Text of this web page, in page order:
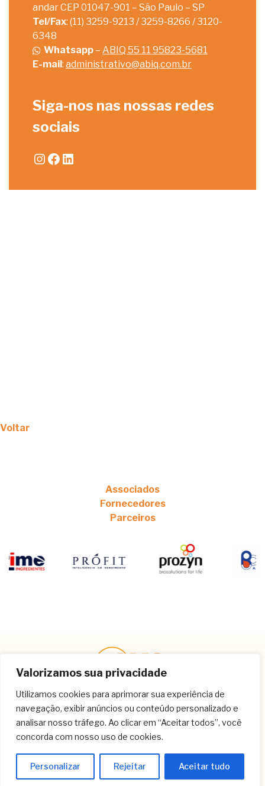
Valorizamos sua privacidade
Utilizamos cookies para aprimorar sua experiência de
navegação, exibir anúncios ou conteúdo personalizado e
analisar nosso tráfego. Ao clicar em “Aceitar todos”, você
concorda com nosso uso de cookies.
Personalizar Rejeitar Aceitar tudo
andar CEP 01047-901 – São Paulo – SP
Tel/Fax: (11) 3259-9213 / 3259-8266 / 3120-
6348
Whatsapp – ABIQ 55 11 95823-5681
E-mail: administrativo@abiq.com.br
Siga-nos nas nossas redes
sociais
Instagram
Facebook
LinkedIn
Voltar
Associados
Fornecedores
Parceiros
Contato
(11) 3259-8266